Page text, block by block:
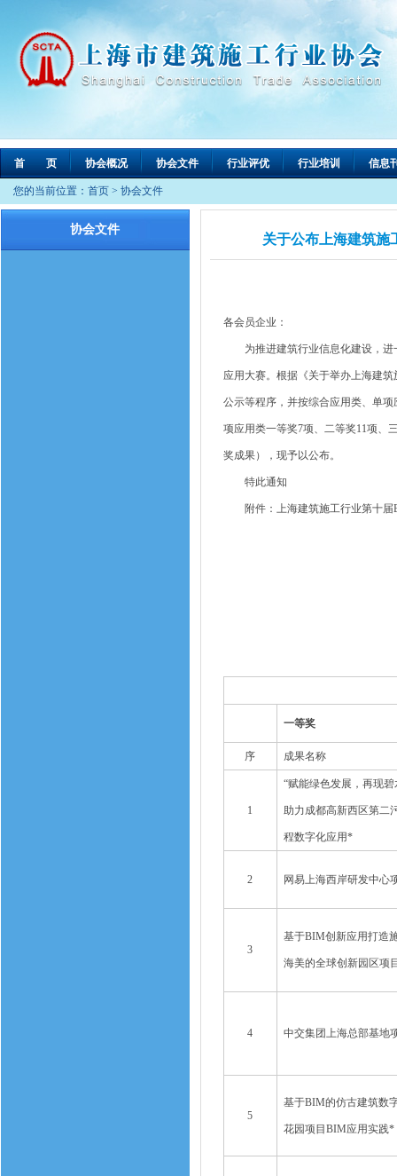
首 页 协会概况 协会文件 行业评优 行业培训 信息
您的当前位置： 首页 > 协会文件
协会文件
关于公布上海建筑施
各会员企业：
为推进建筑行业信息化建设，进
应用大赛。根据《关于举办上海建
公示等程序，并按综合应用类、单
项应用类一等奖7项、二等奖11项、
奖成果），现予以公布。
特此通知
附件：上海建筑施工行业第十届
一等奖
序 成果名称
1
“赋能绿色发展，再现
助力成都高新西区第二
程数字化应用*
2 网易上海西岸研发中心
3
基于BIM创新应用打造
海美的全球创新园区项
4 中交集团上海总部基地
5
基于BIM的仿古建筑
花园项目BIM应用实践*